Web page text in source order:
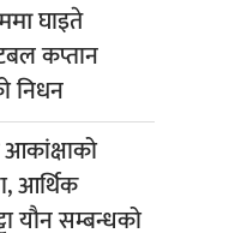
घाइते
कप्तान
निधन
आकांक्षाको
आर्थिक
यौन सम्बन्धको